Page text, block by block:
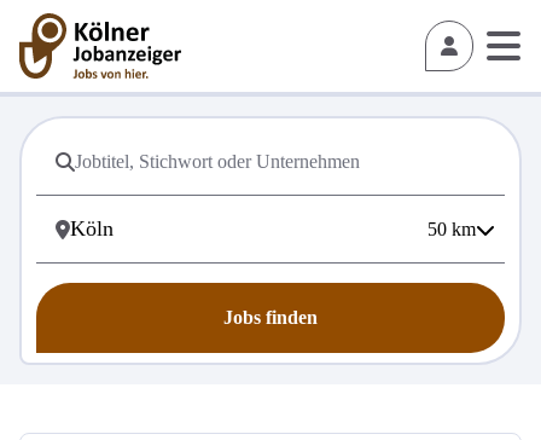
50 km
Jobs finden